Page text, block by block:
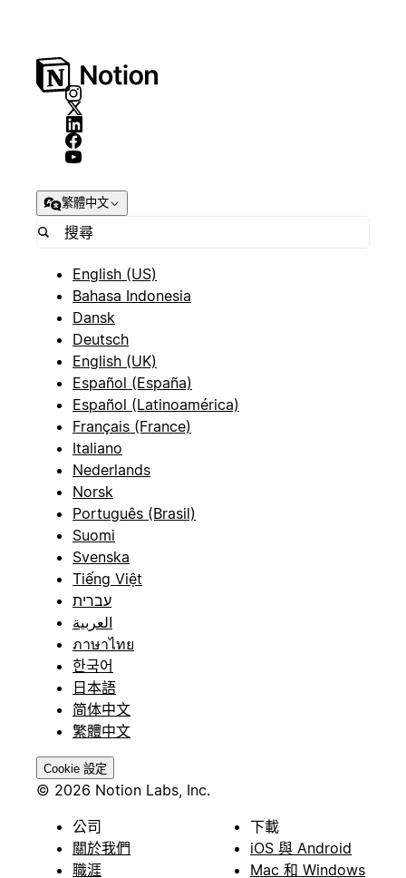
繁體中文
English (US)
Bahasa Indonesia
Dansk
Deutsch
English (UK)
Español (España)
Español (Latinoamérica)
Français (France)
Italiano
Nederlands
Norsk
Português (Brasil)
Suomi
Svenska
Tiếng Việt
עברית
العربية
ภาษาไทย
한국어
日本語
简体中文
繁體中文
Cookie 設定
© 2026 Notion Labs, Inc.
公司
關於我們
職涯
下載
iOS 與 Android
Mac 和 Windows